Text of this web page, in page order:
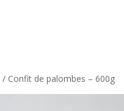
/ Confit de palombes – 600g